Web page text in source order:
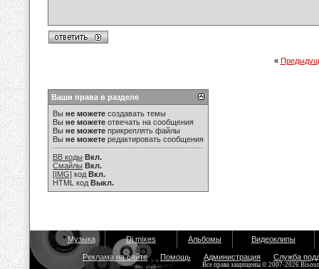
«
Ваши права в разделе
Вы не можете создавать темы
Вы не можете отвечать на сообщения
Вы не можете прикреплять файлы
Вы не можете редактировать сообщения
BB коды Вкл.
Смайлы Вкл.
[IMG] код Вкл.
HTML код Выкл.
Музыка Dj mixes Альбомы Видеоклипы
Реклама на сайте Помощь Администрация Служба
Все права защищены © 2007-2026